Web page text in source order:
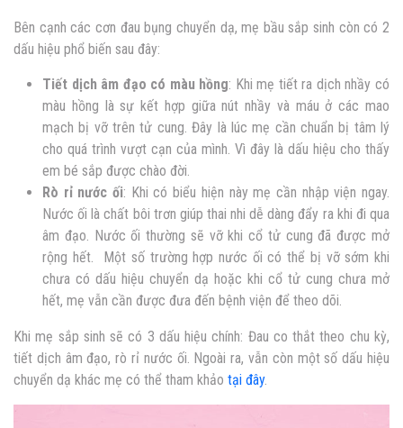
Bên cạnh các cơn đau bụng chuyển dạ, mẹ bầu sắp sinh còn có 2
dấu hiệu phổ biến sau đây:
Tiết dịch âm đạo có màu hồng: Khi mẹ tiết ra dịch nhầy có
màu hồng là sự kết hợp giữa nút nhầy và máu ở các mao
mạch bị vỡ trên tử cung. Đây là lúc mẹ cần chuẩn bị tâm lý
cho quá trình vượt cạn của mình. Vì đây là dấu hiệu cho thấy
em bé sắp được chào đời.
Rò rỉ nước ối: Khi có biểu hiện này mẹ cần nhập viện ngay.
Nước ối là chất bôi trơn giúp thai nhi dễ dàng đẩy ra khi đi qua
âm đạo. Nước ối thường sẽ vỡ khi cổ tử cung đã được mở
rộng hết. Một số trường hợp nước ối có thể bị vỡ sớm khi
chưa có dấu hiệu chuyển dạ hoặc khi cổ tử cung chưa mở
hết, mẹ vẫn cần được đưa đến bệnh viện để theo dõi.
Khi mẹ sắp sinh sẽ có 3 dấu hiệu chính: Đau co thắt theo chu kỳ,
tiết dịch âm đạo, rò rỉ nước ối. Ngoài ra, vẫn còn một số dấu hiệu
chuyển dạ khác mẹ có thể tham khảo tại đây.